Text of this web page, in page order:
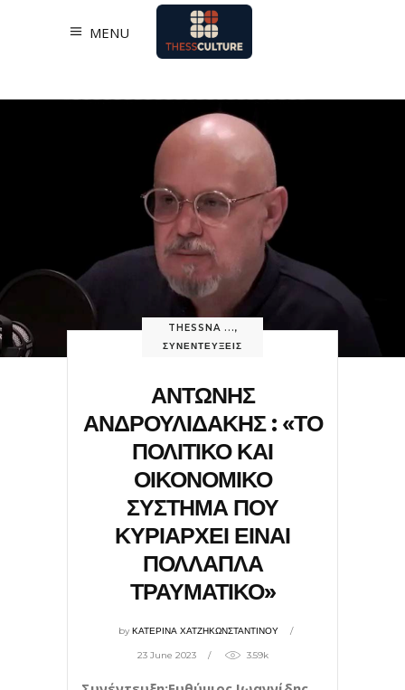
MENU
THESSNA ...,
ΣΥΝΕΝΤΕΥΞΕΙΣ
ΑΝΤΩΝΗΣ
ΑΝΔΡΟΥΛΙΔΑΚΗΣ : «ΤΟ
ΠΟΛΙΤΙΚΟ ΚΑΙ
ΟΙΚΟΝΟΜΙΚΟ
ΣΥΣΤΗΜΑ ΠΟΥ
ΚΥΡΙΑΡΧΕΙ ΕΙΝΑΙ
ΠΟΛΛΑΠΛΑ
ΤΡΑΥΜΑΤΙΚΟ»
byΚΑΤΕΡΙΝΑ ΧΑΤΖΗΚΩΝΣΤΑΝΤΙΝΟΥ
23 June 2023 3.59k